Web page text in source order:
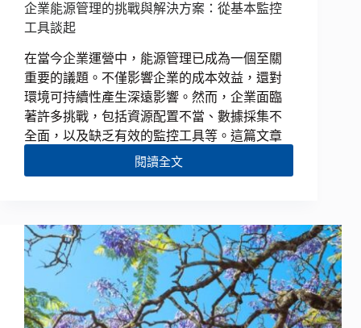
企業能源管理的挑戰與解決方案：從基本監控
工具談起
在當今企業運營中，能源管理已成為一個至關
重要的議題。不僅影響企業的成本效益，還對
環境可持續性產生深遠影響。然而，企業面臨
著許多挑戰，包括資源配置不當、數據採集不
全面，以及缺乏有效的監控工具等。這篇文章
閱讀全文